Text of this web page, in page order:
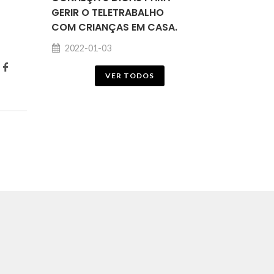
GERIR O TELETRABALHO
COM CRIANÇAS EM CASA.
2022-01-03
VER TODOS